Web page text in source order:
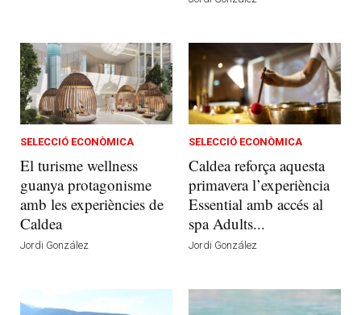
SELECCIÓ ECONÒMICA
El turisme wellness
guanya protagonisme
amb les experiències de
Caldea
Jordi González
SELECCIÓ ECONÒMICA
Caldea reforça aquesta
primavera l’experiència
Essential amb accés al
spa Adults...
Jordi González